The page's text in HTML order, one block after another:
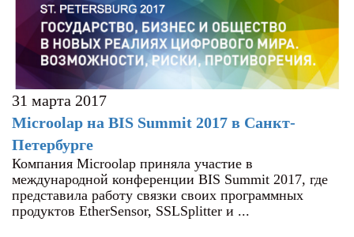
31 марта 2017
Microolap на BIS Summit 2017 в Санкт-
Петербурге
Компания Microolap приняла участие в
международной конференции BIS Summit 2017, где
представила работу связки своих программных
продуктов EtherSensor, SSLSplitter и ...